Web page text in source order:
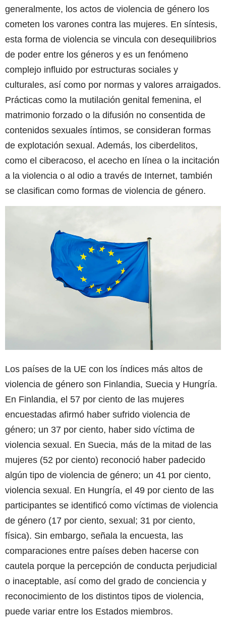
generalmente, los actos de violencia de género los
cometen los varones contra las mujeres. En síntesis,
esta forma de violencia se vincula con desequilibrios
de poder entre los géneros y es un fenómeno
complejo influido por estructuras sociales y
culturales, así como por normas y valores arraigados.
Prácticas como la mutilación genital femenina, el
matrimonio forzado o la difusión no consentida de
contenidos sexuales íntimos, se consideran formas
de explotación sexual. Además, los ciberdelitos,
como el ciberacoso, el acecho en línea o la incitación
a la violencia o al odio a través de Internet, también
se clasifican como formas de violencia de género.
Los países de la UE con los índices más altos de
violencia de género son Finlandia, Suecia y Hungría.
En Finlandia, el 57 por ciento de las mujeres
encuestadas afirmó haber sufrido violencia de
género; un 37 por ciento, haber sido víctima de
violencia sexual. En Suecia, más de la mitad de las
mujeres (52 por ciento) reconoció haber padecido
algún tipo de violencia de género; un 41 por ciento,
violencia sexual. En Hungría, el 49 por ciento de las
participantes se identificó como víctimas de violencia
de género (17 por ciento, sexual; 31 por ciento,
física). Sin embargo, señala la encuesta, las
comparaciones entre países deben hacerse con
cautela porque la percepción de conducta perjudicial
o inaceptable, así como del grado de conciencia y
reconocimiento de los distintos tipos de violencia,
puede variar entre los Estados miembros.